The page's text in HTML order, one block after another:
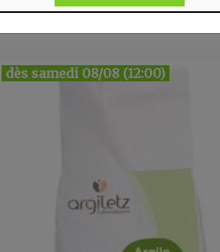
snacks
dès samedi 08/08 (12:00)